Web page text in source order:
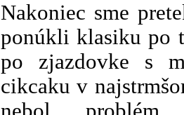
Nakoniec sme
ponúkli klasiku po
po zjazdovke s
cikcaku v